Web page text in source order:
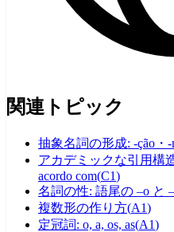
関連トピック
抽象名詞の形成: -ção・-
アカデミックな引用構
acordo com(C1)
名詞の性: 語尾の –o と
複数形の作り方(A1)
定冠詞: o, a, os, as(A1)